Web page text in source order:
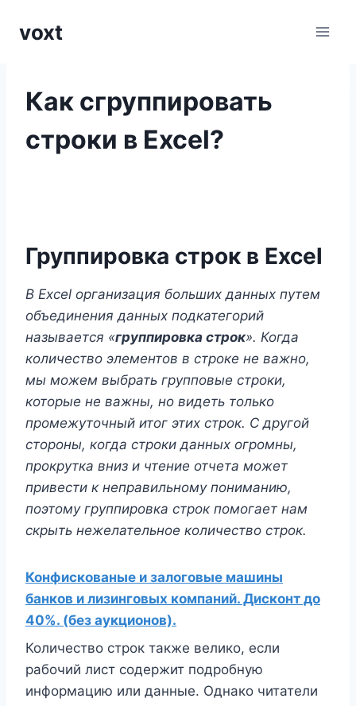
voxt
Как сгруппировать
строки в Excel?
Группировка строк в Excel
В Excel организация больших данных путем
объединения данных подкатегорий
называется «группировка строк». Когда
количество элементов в строке не важно,
мы можем выбрать групповые строки,
которые не важны, но видеть только
промежуточный итог этих строк. С другой
стороны, когда строки данных огромны,
прокрутка вниз и чтение отчета может
привести к неправильному пониманию,
поэтому группировка строк помогает нам
скрыть нежелательное количество строк.
Конфискованые и залоговые машины
банков и лизинговых компаний. Дисконт до
40%. (без аукционов).
Количество строк также велико, если
рабочий лист содержит подробную
информацию или данные. Однако читатели